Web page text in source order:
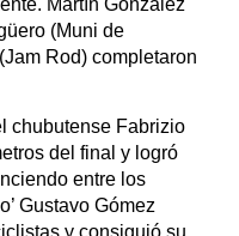
Martín González
(Muni de
Rod) completaron
chubutense Fabrizio
del final y logró
entre los
Gustavo Gómez